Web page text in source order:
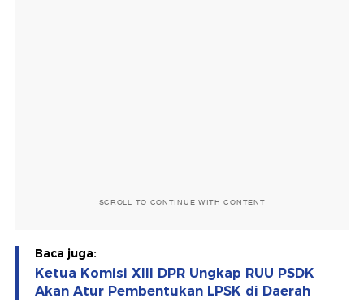
SCROLL TO CONTINUE WITH CONTENT
Baca juga:
Ketua Komisi XIII DPR Ungkap RUU PSDK
Akan Atur Pembentukan LPSK di Daerah